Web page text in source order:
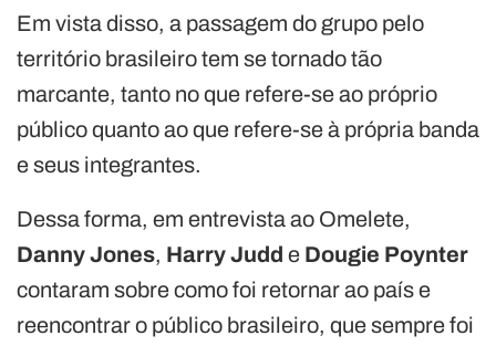
Em vista disso, a passagem do grupo pelo
território brasileiro tem se tornado tão
marcante, tanto no que refere-se ao próprio
público quanto ao que refere-se à própria banda
e seus integrantes.
Dessa forma, em entrevista ao Omelete,
Danny Jones, Harry Judd e Dougie Poynter
contaram sobre como foi retornar ao país e
reencontrar o público brasileiro, que sempre foi